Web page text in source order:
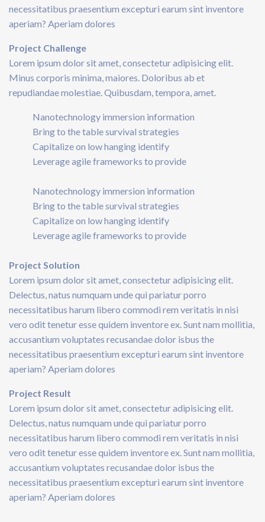
necessitatibus praesentium excepturi earum sint inventore
aperiam? Aperiam dolores
Project Challenge
Lorem ipsum dolor sit amet, consectetur adipisicing elit.
Minus corporis minima, maiores. Doloribus ab et
repudiandae molestiae. Quibusdam, tempora, amet.
Nanotechnology immersion information
Bring to the table survival strategies
Capitalize on low hanging identify
Leverage agile frameworks to provide
Nanotechnology immersion information
Bring to the table survival strategies
Capitalize on low hanging identify
Leverage agile frameworks to provide
Project Solution
Lorem ipsum dolor sit amet, consectetur adipisicing elit.
Delectus, natus numquam unde qui pariatur porro
necessitatibus harum libero commodi rem veritatis in nisi
vero odit tenetur esse quidem inventore ex. Sunt nam mollitia,
accusantium voluptates recusandae dolor isbus the
necessitatibus praesentium excepturi earum sint inventore
aperiam? Aperiam dolores
Project Result
Lorem ipsum dolor sit amet, consectetur adipisicing elit.
Delectus, natus numquam unde qui pariatur porro
necessitatibus harum libero commodi rem veritatis in nisi
vero odit tenetur esse quidem inventore ex. Sunt nam mollitia,
accusantium voluptates recusandae dolor isbus the
necessitatibus praesentium excepturi earum sint inventore
aperiam? Aperiam dolores